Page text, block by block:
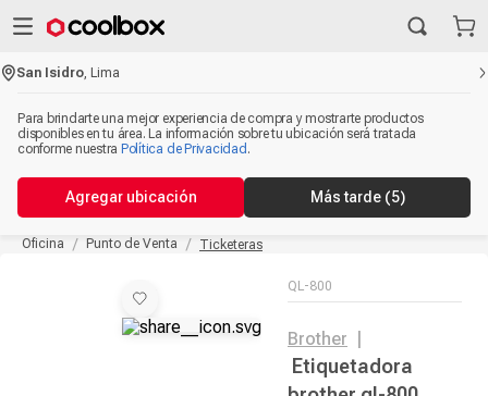
San Isidro ,Lima
Para brindarte una mejor experiencia de compra y mostrarte productos
disponibles en tu área. La información sobre tu ubicación será tratada
conforme nuestra Política de Privacidad .
Agregar ubicación Más tarde (5)
Oficina Punto de Venta Ticketeras
QL-800
Brother
Etiquetadora